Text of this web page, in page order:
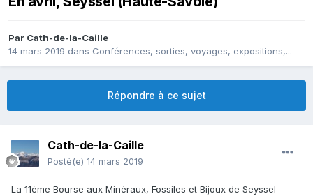
Par Cath-de-la-Caille
14 mars 2019 dans Conférences, sorties, voyages, expositions,...
Répondre à ce sujet
Cath-de-la-Caille
Posté(e) 14 mars 2019
La 11ème Bourse aux Minéraux, Fossiles et Bijoux de Seyssel